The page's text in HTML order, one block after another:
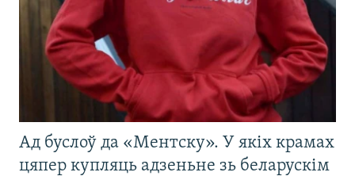
Ад буслоў да «Ментску». У якіх крамах
цяпер купляць адзеньне зь беларускім